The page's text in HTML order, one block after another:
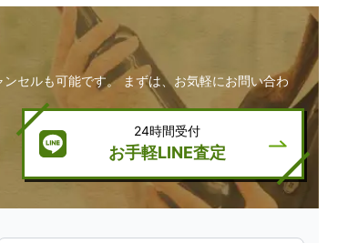
セルも可能です。 まずは、お気軽にお問い合わ
24時間受付
お手軽LINE査定